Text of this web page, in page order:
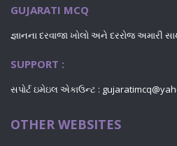
GUJARATI MCQ
જ્ઞાનના દરવાજા ખોલો અને દરરોજ અમારી
SUPPORT :
સપોર્ટ ઇમેઇલ એકાઉન્ટ :
OTHER WEBSITES